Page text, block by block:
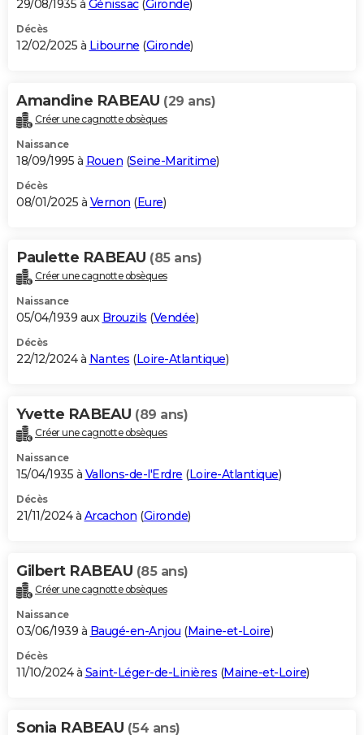
29/08/1935 à Génissac(Gironde)
Décès
12/02/2025 à Libourne (Gironde)
Amandine RABEAU (29 ans)
Créer une cagnotte obsèques
Naissance
18/09/1995 à Rouen (Seine-Maritime)
Décès
08/01/2025 à Vernon (Eure)
Paulette RABEAU (85 ans)
Créer une cagnotte obsèques
Naissance
05/04/1939 aux Brouzils (Vendée)
Décès
22/12/2024 à Nantes (Loire-Atlantique)
Yvette RABEAU (89 ans)
Créer une cagnotte obsèques
Naissance
15/04/1935 à Vallons-de-l'Erdre (Loire-Atlantique)
Décès
21/11/2024 à Arcachon (Gironde)
Gilbert RABEAU (85 ans)
Créer une cagnotte obsèques
Naissance
03/06/1939 à Baugé-en-Anjou (Maine-et-Loire)
Décès
11/10/2024 à Saint-Léger-de-Linières (Maine-et-Loire)
Sonia RABEAU (54 ans)